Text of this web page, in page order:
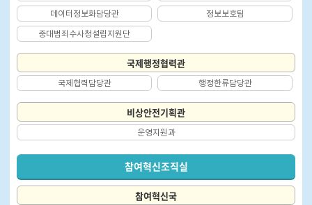
데이터정보화담당관 정보보호팀
중대범죄수사청설립지원단
국제행정협력관
국제협력담당관 행정한류담당관
비상안전기획관
운영지원과
참여혁신조직실
참여혁신국